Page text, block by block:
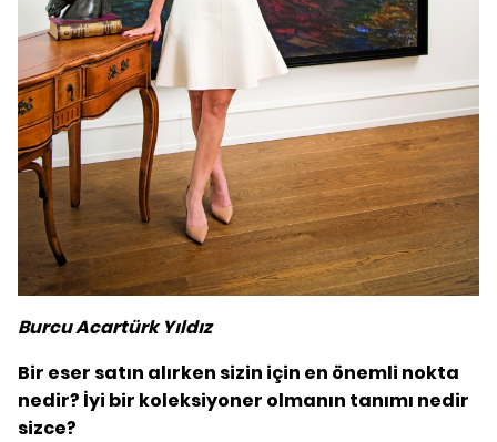
Burcu Acartürk Yıldız
Bir eser satın alırken sizin için en önemli nokta
nedir? İyi bir koleksiyoner olmanın tanımı nedir
sizce?